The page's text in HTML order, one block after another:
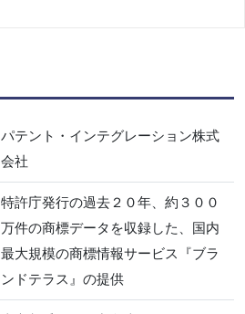
パテント・インテグレーション株式
会社
特許庁発行の過去２０年、約３００
万件の商標データを収録した、国内
最大規模の商標情報サービス『ブラ
ンドテラス』の提供